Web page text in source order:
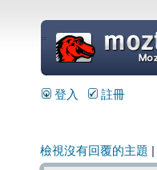
=
登入 註冊
檢視沒有回覆的主題